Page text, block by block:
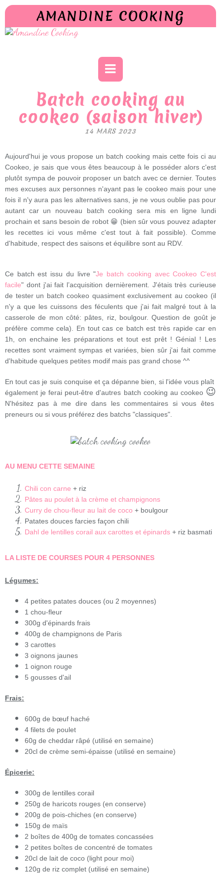
AMANDINE COOKING
Batch cooking au
cookeo (saison hiver)
14 MARS 2023
Aujourd'hui je vous propose un batch cooking mais cette fois ci au
Cookeo, je sais que vous êtes beaucoup à le posséder alors c'est
plutôt sympa de pouvoir proposer un batch avec ce dernier. Toutes
mes excuses aux personnes n'ayant pas le cookeo mais pour une
fois il n'y aura pas les alternatives sans, je ne vous oublie pas pour
autant car un nouveau batch cooking sera mis en ligne lundi
prochain et sans besoin de robot 😁 (bien sûr vous pouvez adapter
les recettes ici vous même c'est tout à fait possible). Comme
d'habitude, respect des saisons et équilibre sont au RDV.
Ce batch est issu du livre "Je batch cooking avec Cookeo C'est
facile" dont j'ai fait l’acquisition dernièrement. J'étais très curieuse
de tester un batch cookeo quasiment exclusivement au cookeo (il
n'y a que les cuissons des féculents que j'ai fait malgré tout à la
casserole de mon côté: pâtes, riz, boulgour. Question de goût je
préfère comme cela). En tout cas ce batch est très rapide car en
1h, on enchaine les préparations et tout est prêt ! Génial ! Les
recettes sont vraiment sympas et variées, bien sûr j'ai fait comme
d'habitude quelques petites modif mais pas grand chose ^^
En tout cas je suis conquise et ça dépanne bien, si l'idée vous plaît
également je ferai peut-être d'autres batch cooking au cookeo 😉
N'hésitez pas à me dire dans les commentaires si vous êtes
preneurs ou si vous préférez des batchs "classiques".
AU MENU CETTE SEMAINE
Chili con carne + riz
Pâtes au poulet à la crème et champignons
Curry de chou-fleur au lait de coco + boulgour
Patates douces farcies façon chili
Dahl de lentilles corail aux carottes et épinards + riz basmati
LA LISTE DE COURSES POUR 4 PERSONNES
Légumes:
4 petites patates douces (ou 2 moyennes)
1 chou-fleur
300g d'épinards frais
400g de champignons de Paris
3 carottes
3 oignons jaunes
1 oignon rouge
5 gousses d'ail
Frais:
600g de bœuf haché
4 filets de poulet
60g de cheddar râpé (utilisé en semaine)
20cl de crème semi-épaisse (utilisé en semaine)
Épicerie:
300g de lentilles corail
250g de haricots rouges (en conserve)
200g de pois-chiches (en conserve)
150g de maïs
2 boîtes de 400g de tomates concassées
2 petites boîtes de concentré de tomates
20cl de lait de coco (light pour moi)
120g de riz complet (utilisé en semaine)